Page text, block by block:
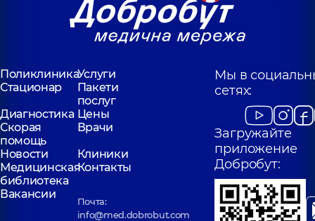
ПоликлиникаУслуги
Стационар
Пакети
послуг
Диагностика Цены
Скорая
помощь
Врачи
Новости
Клиники
Медицинская
библиотека
Контакты
Вакансии
Почта:
info@med.dobrobut.com
Мы в
сетях:
Загружайте
приложение
Добробут: